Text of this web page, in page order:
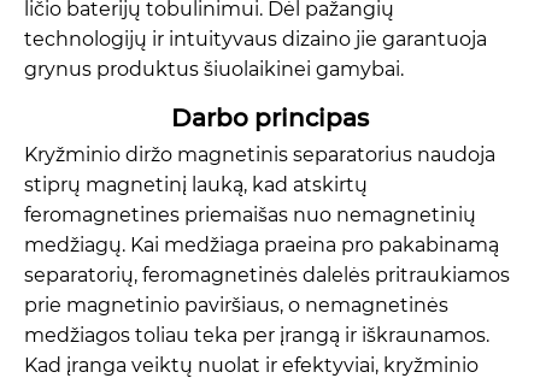
ličio baterijų tobulinimui. Dėl pažangių
technologijų ir intuityvaus dizaino jie garantuoja
grynus produktus šiuolaikinei gamybai.
Darbo principas
Kryžminio diržo magnetinis separatorius naudoja
stiprų magnetinį lauką, kad atskirtų
feromagnetines priemaišas nuo nemagnetinių
medžiagų. Kai medžiaga praeina pro pakabinamą
separatorių, feromagnetinės dalelės pritraukiamos
prie magnetinio paviršiaus, o nemagnetinės
medžiagos toliau teka per įrangą ir iškraunamos.
Kad įranga veiktų nuolat ir efektyviai, kryžminio